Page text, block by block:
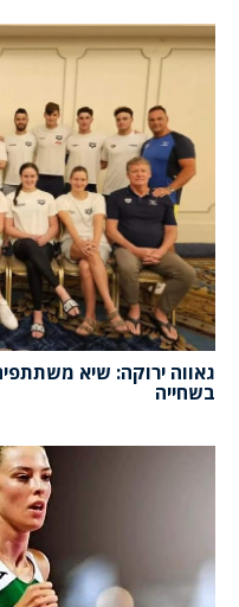
גאווה ירוקה: שיא
בשחייה